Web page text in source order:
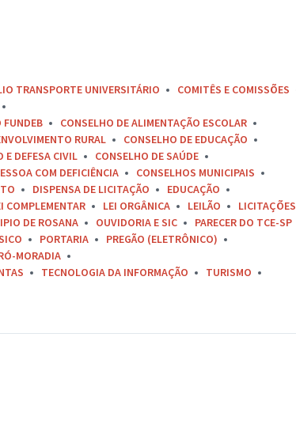
TRANSPORTE UNIVERSITÁRIO
COMITÊS E COMISSÕES
FUNDEB
CONSELHO DE ALIMENTAÇÃO ESCOLAR
RURAL
CONSELHO DE EDUCAÇÃO
E DEFESA CIVIL
CONSELHO DE SAÚDE
COM DEFICIÊNCIA
CONSELHOS MUNICIPAIS
DISPENSA DE LICITAÇÃO
EDUCAÇÃO
COMPLEMENTAR LEI ORGÂNICA LEILÃO
LICITAÇÕES
DE ROSANA OUVIDORIA E SIC
PARECER DO TCE-SP
PORTARIA
PREGÃO (ELETRÔNICO)
MORADIA
TECNOLOGIA DA INFORMAÇÃO
TURISMO